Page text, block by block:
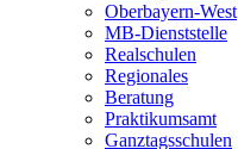
Oberbayern-West
MB-Dienststelle
Realschulen
Regionales
Beratung
Praktikumsamt
Ganztagsschulen